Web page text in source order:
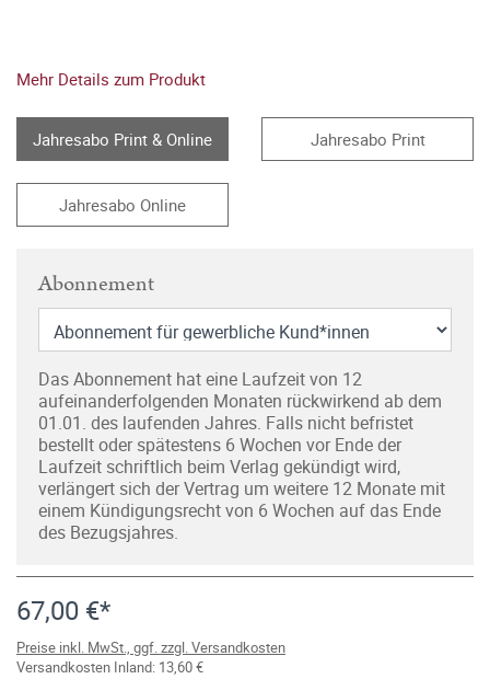
Mehr Details zum Produkt
Jahresabo Print & Online Jahresabo Print
Jahresabo Online
Abonnement
Das Abonnement hat eine Laufzeit von 12
aufeinanderfolgenden Monaten rückwirkend ab dem
01.01. des laufenden Jahres. Falls nicht befristet
bestellt oder spätestens 6 Wochen vor Ende der
Laufzeit schriftlich beim Verlag gekündigt wird,
verlängert sich der Vertrag um weitere 12 Monate mit
einem Kündigungsrecht von 6 Wochen auf das Ende
des Bezugsjahres.
67,00 €*
Preise inkl. MwSt., ggf. zzgl. Versandkosten
Versandkosten Inland: 13,60 €